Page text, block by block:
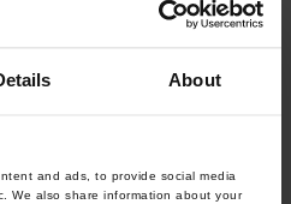
About
and ads, to provide social media
We also share information about your
rozwiązanie do zatrzymania